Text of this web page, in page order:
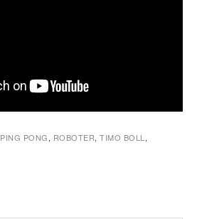
PING PONG, ROBOTER, TIMO BOLL ,